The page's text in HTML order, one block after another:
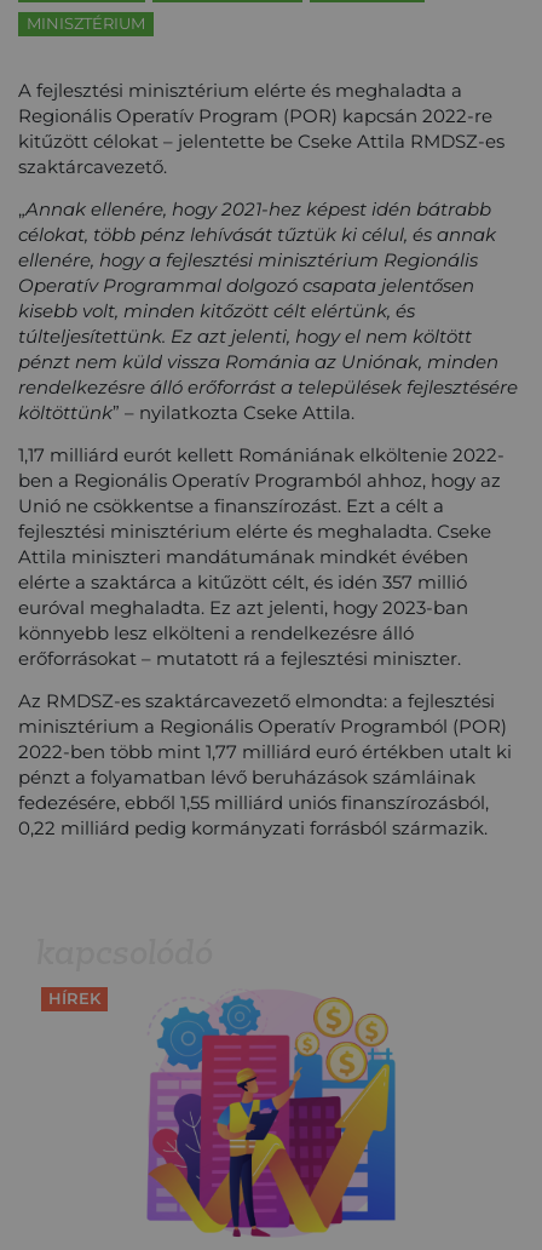
MINISZTÉRIUM
A fejlesztési minisztérium elérte és meghaladta a
Regionális Operatív Program (POR) kapcsán 2022-re
kitűzött célokat – jelentette be Cseke Attila RMDSZ-es
szaktárcavezető.
„Annak ellenére, hogy 2021-hez képest idén bátrabb
célokat, több pénz lehívását tűztük ki célul, és annak
ellenére, hogy a fejlesztési minisztérium Regionális
Operatív Programmal dolgozó csapata jelentősen
kisebb volt, minden kitőzött célt elértünk, és
túlteljesítettünk. Ez azt jelenti, hogy el nem költött
pénzt nem küld vissza Románia az Uniónak, minden
rendelkezésre álló erőforrást a települések fejlesztésére
költöttünk” – nyilatkozta Cseke Attila.
1,17 milliárd eurót kellett Romániának elköltenie 2022-
ben a Regionális Operatív Programból ahhoz, hogy az
Unió ne csökkentse a finanszírozást. Ezt a célt a
fejlesztési minisztérium elérte és meghaladta. Cseke
Attila miniszteri mandátumának mindkét évében
elérte a szaktárca a kitűzött célt, és idén 357 millió
euróval meghaladta. Ez azt jelenti, hogy 2023-ban
könnyebb lesz elkölteni a rendelkezésre álló
erőforrásokat – mutatott rá a fejlesztési miniszter.
Az RMDSZ-es szaktárcavezető elmondta: a fejlesztési
minisztérium a Regionális Operatív Programból (POR)
2022-ben több mint 1,77 milliárd euró értékben utalt ki
pénzt a folyamatban lévő beruházások számláinak
fedezésére, ebből 1,55 milliárd uniós finanszírozásból,
0,22 milliárd pedig kormányzati forrásból származik.
HÍREK